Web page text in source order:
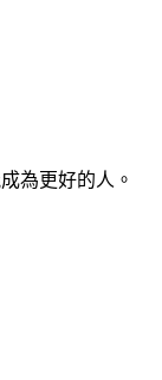
為更好的人。